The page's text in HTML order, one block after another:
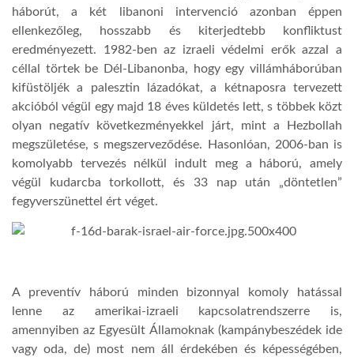
háborút, a két libanoni intervenció azonban éppen
ellenkezőleg, hosszabb és kiterjedtebb konfliktust
eredményezett. 1982-ben az izraeli védelmi erők azzal a
céllal törtek be Dél-Libanonba, hogy egy villámháborúban
kifüstöljék a palesztin lázadókat, a kétnaposra tervezett
akcióból végül egy majd 18 éves küldetés lett, s többek közt
olyan negatív következményekkel járt, mint a Hezbollah
megszületése, s megszerveződése. Hasonlóan, 2006-ban is
komolyabb tervezés nélkül indult meg a háború, amely
végül kudarcba torkollott, és 33 nap után „döntetlen”
fegyverszünettel ért véget.
A preventív háború minden bizonnyal komoly hatással
lenne az amerikai-izraeli kapcsolatrendszerre is,
amennyiben az Egyesült Államoknak (kampánybeszédek ide
vagy oda, de) most nem áll érdekében és képességében,